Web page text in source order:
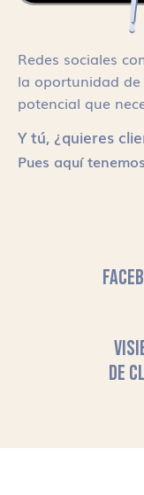
Redes sociales
la oportunidad
potencial que
Y tú, ¿quieres
Pues aquí
DE